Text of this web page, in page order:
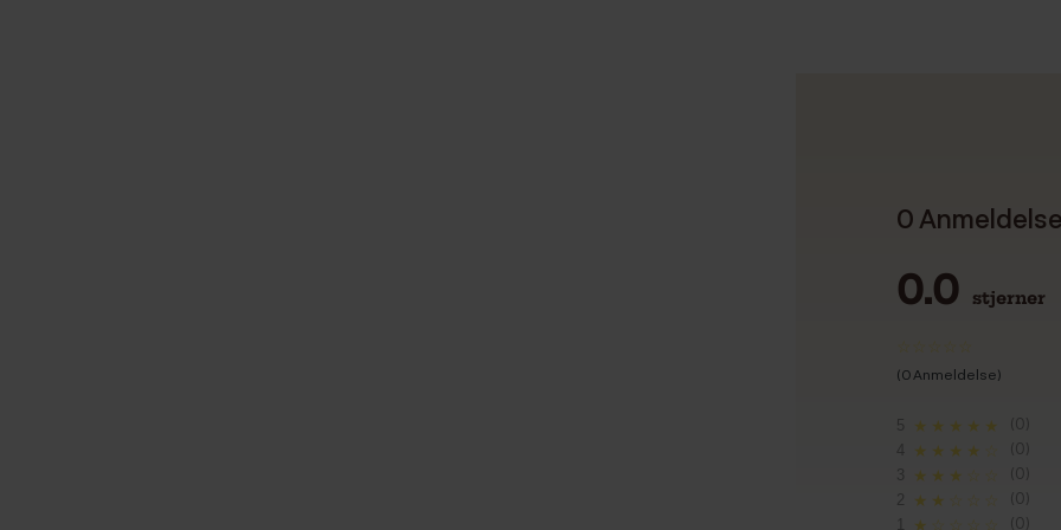
0
0.0 stjerner
(0 Anmeldelse)
5 ★★★★★ (0)
★★★★☆ (0)
3 ★★★☆☆ (0)
2 ★★☆☆☆ (0)
1 ★☆☆☆☆ (0)